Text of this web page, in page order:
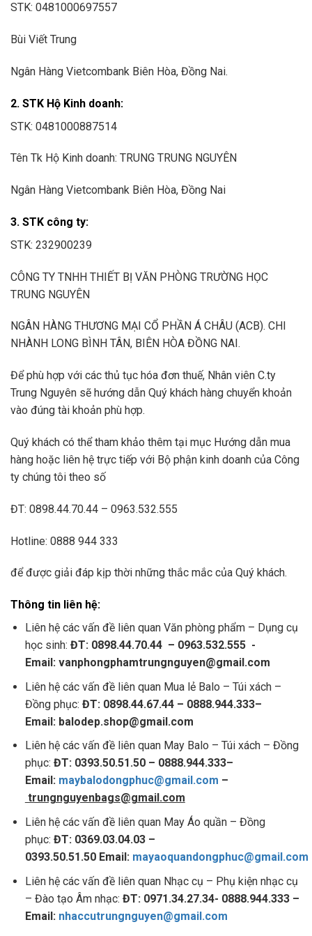
STK: 0481000697557
Bùi Viết Trung
Ngân Hàng Vietcombank Biên Hòa, Đồng Nai.
2. STK Hộ Kinh doanh:
STK: 0481000887514
Tên Tk Hộ Kinh doanh: TRUNG TRUNG NGUYÊN
Ngân Hàng Vietcombank Biên Hòa, Đồng Nai
3. STK công ty:
STK: 232900239
CÔNG TY TNHH THIẾT BỊ VĂN PHÒNG TRƯỜNG HỌC
TRUNG NGUYÊN
NGÂN HÀNG THƯƠNG MẠI CỔ PHẦN Á CHÂU (ACB). CHI
NHÀNH LONG BÌNH TÂN, BIÊN HÒA ĐỒNG NAI.
Để phù hợp với các thủ tục hóa đơn thuế, Nhân viên C.ty
Trung Nguyên sẽ hướng dẫn Quý khách hàng chuyển khoản
vào đúng tài khoản phù hợp.
Quý khách có thể tham khảo thêm tại mục Hướng dẫn mua
hàng hoặc liên hệ trực tiếp với Bộ phận kinh doanh của Công
ty chúng tôi theo số
ĐT: 0898.44.70.44 – 0963.532.555
Hotline: 0888 944 333
để được giải đáp kịp thời những thắc mắc của Quý khách.
Thông tin liên hệ:
Liên hệ các vấn đề liên quan Văn phòng phẩm – Dụng cụ
học sinh: ĐT: 0898.44.70.44 – 0963.532.555 -
Email: vanphongphamtrungnguyen@gmail.com
Liên hệ các vấn đề liên quan Mua lẻ Balo – Túi xách –
Đồng phục: ĐT: 0898.44.67.44 – 0888.944.333–
Email: balodep.shop@gmail.com
Liên hệ các vấn đề liên quan May Balo – Túi xách – Đồng
phục: ĐT: 0393.50.51.50 – 0888.944.333–
Email: maybalodongphuc@gmail.com –
trungnguyenbags@gmail.com
Liên hệ các vấn đề liên quan May Áo quần – Đồng
phục: ĐT: 0369.03.04.03 –
0393.50.51.50 Email: mayaoquandongphuc@gmail.com
Liên hệ các vấn đề liên quan Nhạc cụ – Phụ kiện nhạc cụ
– Đào tạo Âm nhạc: ĐT: 0971.34.27.34- 0888.944.333 –
Email: nhaccutrungnguyen@gmail.com